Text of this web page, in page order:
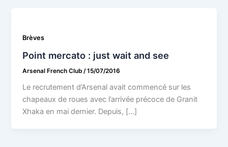
Brèves
Point mercato : just wait and see
Arsenal French Club /15/07/2016
Le recrutement d’Arsenal avait commencé sur les
chapeaux de roues avec l’arrivée précoce de Granit
Xhaka en mai dernier. Depuis, […]